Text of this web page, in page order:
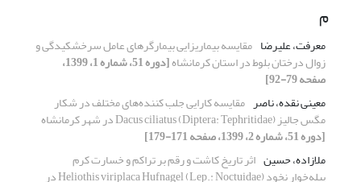
م
معرفت، علیرضا مقایسه بیماریزایی بیمارگرهای عامل سرخشکیدگی و
زوال درختان بلوط در استان کرمانشاه [دوره 51، شماره 1، 1399،
صفحه 79-92]
معینی نقده، ناصر مقایسه کارایی جلب کننده‌های مختلف در شکار
مگس جالیز Dacus ciliatus (Diptera: Tephritidae) در شهر کرمانشاه
[دوره 51، شماره 2، 1399، صفحه 171-179]
ملازاده، حسین اثر تاریخ کاشت و رقم بر تراکم و خسارت کرم‌
پیله‌خوار نخود Heliothis viriplaca Hufnagel (Lep.: Noctuidae) در